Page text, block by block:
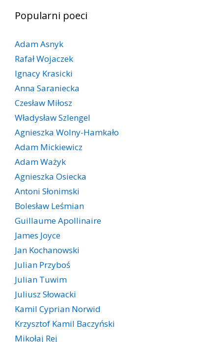
Popularni poeci
Adam Asnyk
Rafał Wojaczek
Ignacy Krasicki
Anna Saraniecka
Czesław Miłosz
Władysław Szlengel
Agnieszka Wolny-Hamkało
Adam Mickiewicz
Adam Ważyk
Agnieszka Osiecka
Antoni Słonimski
Bolesław Leśmian
Guillaume Apollinaire
James Joyce
Jan Kochanowski
Julian Przyboś
Julian Tuwim
Juliusz Słowacki
Kamil Cyprian Norwid
Krzysztof Kamil Baczyński
Mikołaj Rej